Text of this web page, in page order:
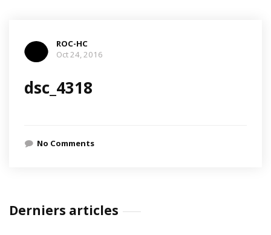
ROC-HC
Oct 24, 2016
dsc_4318
No Comments
Derniers articles